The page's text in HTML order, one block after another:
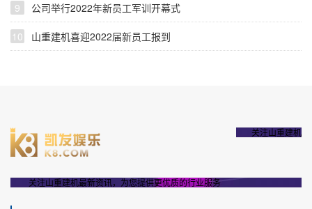
9 公司举行2022年新员工军训开幕式
10 山重建机喜迎2022届新员工报到
关注山重建机
关注山重建机最新资讯，为您提供更优质的行业服务